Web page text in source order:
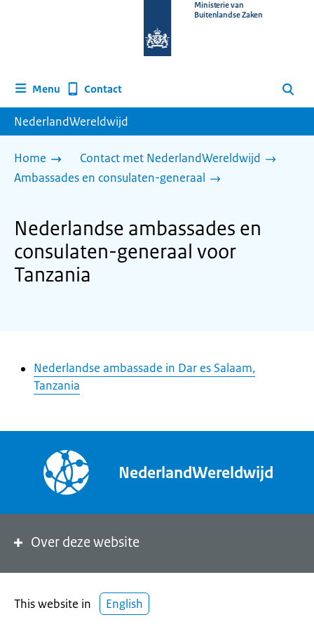
homepage
Ministerie van
Buitenlandse Zaken
Menu Contact Zoeken
NederlandWereldwijd
Home
Contact met NederlandWereldwijd
Ambassades en consulaten-generaal
Nederlandse ambassades en
consulaten-generaal voor
Tanzania
Nederlandse ambassade in Dar es Salaam,
Tanzania
NederlandWereldwijd
Over deze website
This website in English